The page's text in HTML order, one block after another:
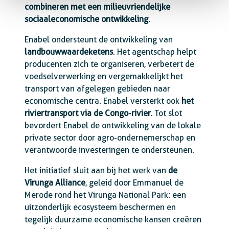
combineren met een milieuvriendelijke
sociaaleconomische ontwikkeling.
Enabel ondersteunt de ontwikkeling van
landbouwwaardeketens. Het agentschap helpt
producenten zich te organiseren, verbetert de
voedselverwerking en vergemakkelijkt het
transport van afgelegen gebieden naar
economische centra. Enabel versterkt ook het
riviertransport via de Congo-rivier. Tot slot
bevordert Enabel de ontwikkeling van de lokale
private sector door agro-ondernemerschap en
verantwoorde investeringen te ondersteunen.
Het initiatief sluit aan bij het werk van de
Virunga Alliance, geleid door Emmanuel de
Merode rond het Virunga National Park: een
uitzonderlijk ecosysteem beschermen en
tegelijk duurzame economische kansen creëren